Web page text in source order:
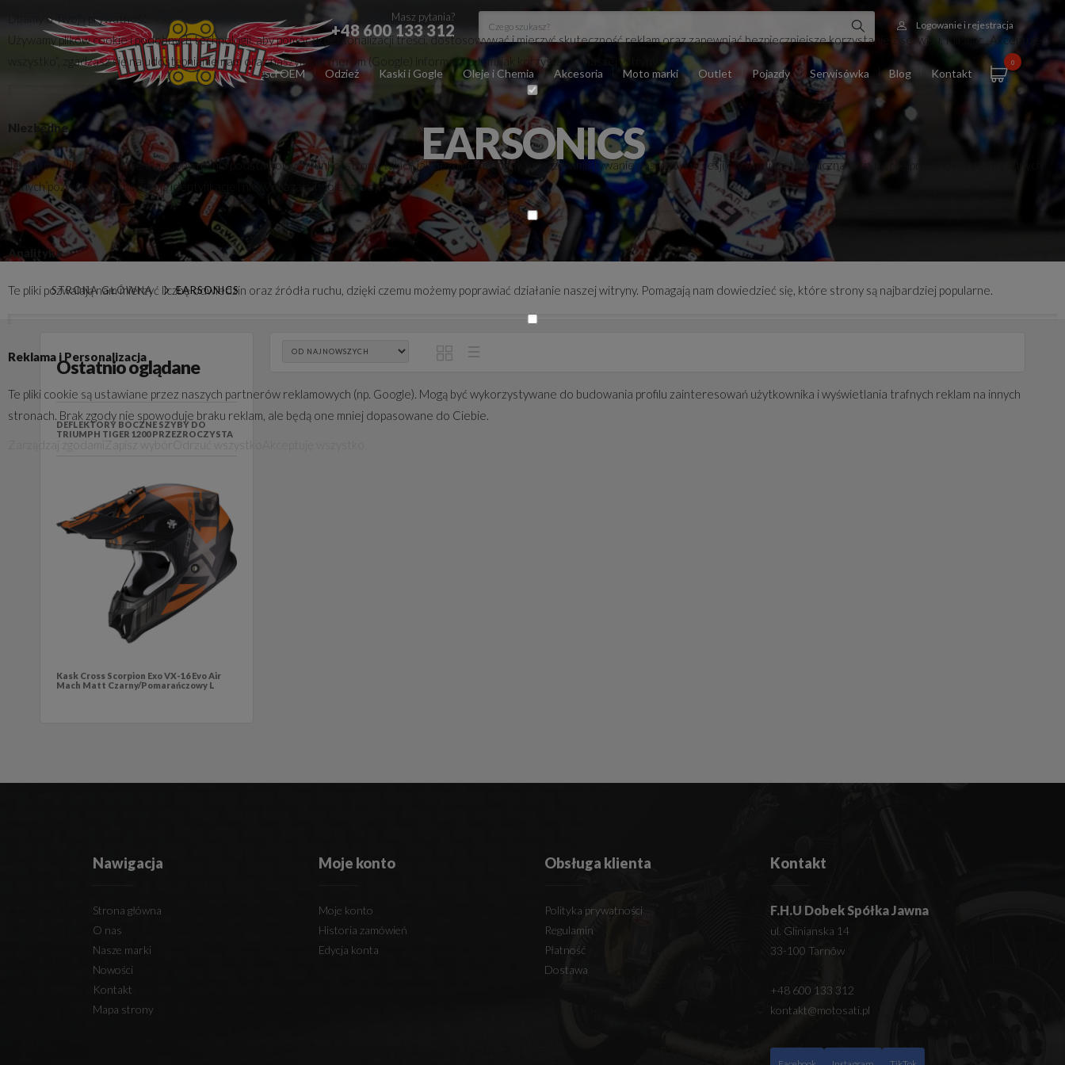
Logowanie i rejestracja
Masz pytania?
+48 600 133 312
0
Części zamienne Części OEM Odzież Kaski i Gogle Oleje i Chemia Akcesoria Moto marki Outlet Pojazdy Serwisówka Blog Kontakt
EARSONICS
STRONA GŁÓWNA EARSONICS
Ostatnio oglądane
DEFLEKTORY BOCZNE SZYBY DO
TRIUMPH TIGER 1200 PRZEZROCZYSTA
Kask Cross Scorpion Exo VX-16 Evo Air
Mach Matt Czarny/Pomarańczowy L
Nawigacja
Strona główna
O nas
Nasze marki
Nowości
Kontakt
Mapa strony
Moje konto
Moje konto
Historia zamówień
Edycja konta
Obsługa klienta
Polityka prywatności
Regulamin
Płatność
Dostawa
Kontakt
F.H.U Dobek Spółka Jawna
ul. Glinianska 14
33-100 Tarnów
+48 600 133 312
kontakt@motosati.pl
Dbamy o Twoją prywatność
Używamy plików cookie i podobnych technologii, aby pomóc w personalizacji treści, dostosowywać i mierzyć skuteczność reklam oraz zapewniać bezpieczniejsze korzystanie z serwisu. Klikając „Akceptuję
wszystko”, zgadzasz się na udostępnianie nam oraz naszym partnerom (Google) informacji o tym, jak korzystasz z naszej witryny.
Niezbędne
Te pliki cookie są kluczowe dla zapewnienia podstawowych funkcji strony, takich jak bezpieczne logowanie, zapamiętywanie postępów w sesji czy obsługa techniczna witryny. Nie przechowują one żadnych
danych pozwalających na Twoją identyfikację i nie wymagają Twojej zgody.
Analityka
Te pliki pozwalają nam mierzyć liczbę odwiedzin oraz źródła ruchu, dzięki czemu możemy poprawiać działanie naszej witryny. Pomagają nam dowiedzieć się, które strony są najbardziej popularne.
Reklama i Personalizacja
Te pliki cookie są ustawiane przez naszych partnerów reklamowych (np. Google). Mogą być wykorzystywane do budowania profilu zainteresowań użytkownika i wyświetlania trafnych reklam na innych
stronach. Brak zgody nie spowoduje braku reklam, ale będą one mniej dopasowane do Ciebie.
Zarządzaj zgodami